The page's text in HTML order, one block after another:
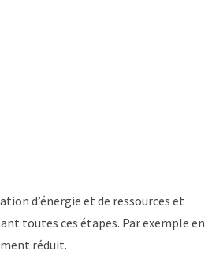
d’énergie et de ressources et
toutes ces étapes. Par exemple en
réduit.